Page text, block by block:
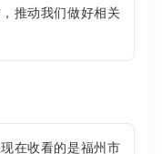
推动我们做好相关
在收看的是福州市